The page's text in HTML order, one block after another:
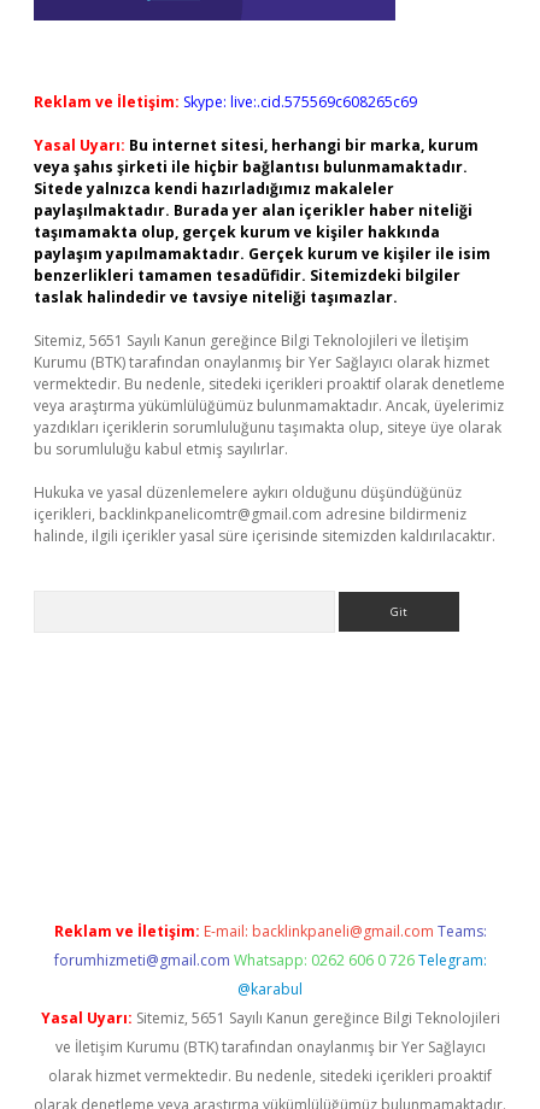
Reklam ve İletişim: Skype: live:.cid.575569c608265c69
Yasal Uyarı: Bu internet sitesi, herhangi bir marka, kurum
veya şahıs şirketi ile hiçbir bağlantısı bulunmamaktadır.
Sitede yalnızca kendi hazırladığımız makaleler
paylaşılmaktadır. Burada yer alan içerikler haber niteliği
taşımamakta olup, gerçek kurum ve kişiler hakkında
paylaşım yapılmamaktadır. Gerçek kurum ve kişiler ile isim
benzerlikleri tamamen tesadüfidir. Sitemizdeki bilgiler
taslak halindedir ve tavsiye niteliği taşımazlar.
Sitemiz, 5651 Sayılı Kanun gereğince Bilgi Teknolojileri ve İletişim
Kurumu (BTK) tarafından onaylanmış bir Yer Sağlayıcı olarak hizmet
vermektedir. Bu nedenle, sitedeki içerikleri proaktif olarak denetleme
veya araştırma yükümlülüğümüz bulunmamaktadır. Ancak, üyelerimiz
yazdıkları içeriklerin sorumluluğunu taşımakta olup, siteye üye olarak
bu sorumluluğu kabul etmiş sayılırlar.
Hukuka ve yasal düzenlemelere aykırı olduğunu düşündüğünüz
içerikleri, backlinkpanelicomtr@gmail.com adresine bildirmeniz
halinde, ilgili içerikler yasal süre içerisinde sitemizden kaldırılacaktır.
Reklam ve İletişim: E-mail: backlinkpaneli@gmail.com Teams:
forumhizmeti@gmail.com Whatsapp: 0262 606 0 726 Telegram:
@karabul
Yasal Uyarı: Sitemiz, 5651 Sayılı Kanun gereğince Bilgi Teknolojileri
ve İletişim Kurumu (BTK) tarafından onaylanmış bir Yer Sağlayıcı
olarak hizmet vermektedir. Bu nedenle, sitedeki içerikleri proaktif
olarak denetleme veya araştırma yükümlülüğümüz bulunmamaktadır.